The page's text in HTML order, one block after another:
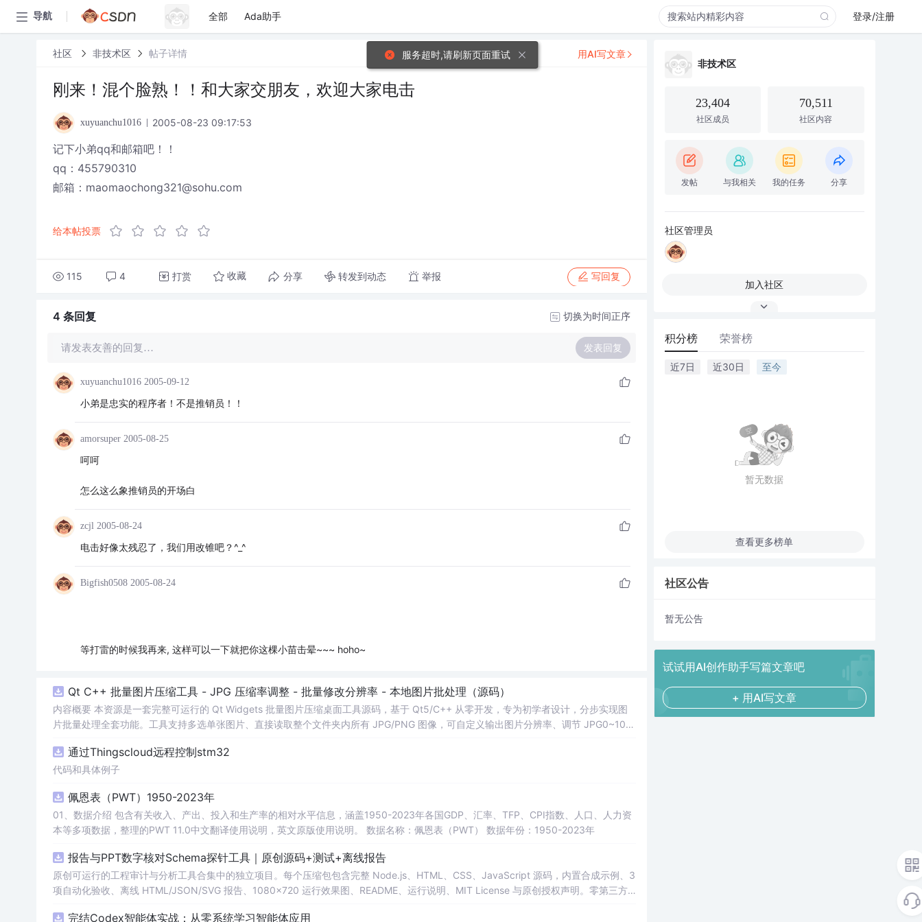
导航 全部 Ada助手 登录/注册
社区 非技术区 帖子详情
刚来！混个脸熟！！和大家交朋友，欢迎大家电击
xuyuanchu1016 2005-08-23 09:17:53
记下小弟qq和邮箱吧！！
qq：455790310
邮箱：maomaochong321@sohu.com
给本帖投票
115 4 打赏 收藏 分享 转发到动态 举报 写回复
用AI写文章
4 条回复 切换为时间正序
请发表友善的回复… 发表回复
xuyuanchu1016 2005-09-12
小弟是忠实的程序者！不是推销员！！
amorsuper 2005-08-25
呵呵
怎么这么象推销员的开场白
zcjl 2005-08-24
电击好像太残忍了，我们用改锥吧？^_^
Bigfish0508 2005-08-24
等打雷的时候我再来, 这样可以一下就把你这棵小苗击晕~~~ hoho~
Qt C++ 批量图片压缩工具 - JPG 压缩率调整 - 批量修改分辨率 - 本地图片批处理（源码）
内容概要 本资源是一套完整可运行的 Qt Widgets 批量图片压缩桌面工具源码，基于 Qt5/C++ 从零开发，专为初学者设计，分步实现图
片批量处理全套功能。工具支持多选单张图片、直接读取整个文件夹内所有 JPG/PNG 图像，可自定义输出图片分辨率、调节 JPG0~100
示压缩效果。 适用人群 Qt/C++ 零基础初学者，学习 QImage 图像绘图、文件目录遍历、UI 交互开发； 需要本地批量处理图片的办公、
设计、自媒体从业者； 想要学习图片缩放、JPG 压缩、本地文件 IO、进度条交互的开发学习者。 使用场景 自媒体批量压缩配图，降低图
QImage 缩放保存、QSlider 参数联动、批量循环界面防卡顿、文件大小格式化转换全套 Qt 图像开发实战案例。 工具核心功能清单 双模
式导入图片：手动多选单张图片 / 一键读取整个文件夹全部图片； 自定义输出宽高分辨率，支持锁定原始宽高比，避免图片拉伸变形； 滑
块调节 JPG 压缩质量 0~100，平衡图片清晰度与文件占用大小； 自定义输出保存目录，批量生成压缩后的图片文件； 实时进度条展示处
数、成功数量、单张大小对比、整体压缩节省空间比例； 完整模块化代码，功能拆分清晰，每段代码附带详细注释，新手可分步拆解学
习。 其他说明 开发环境：Qt Creator + Qt5.15 MSVC，Windows 平台可直接编译运行； 源码结构清晰，功能
通过Thingscloud远程控制stm32
代码和具体例子
佩恩表（PWT）1950-2023年
01、数据介绍 包含有关收入、产出、投入和生产率的相对水平信息，涵盖1950-2023年各国GDP、汇率、TFP、CPI指数、人口、人力资
本等多项数据，整理的PWT 11.0中文翻译使用说明，英文原版使用说明。 数据名称：佩恩表（PWT） 数据年份：1950-2023年
报告与PPT数字核对Schema探针工具｜原创源码+测试+离线报告
原创可运行的工程审计与分析工具合集中的独立项目。每个压缩包包含完整 Node.js、HTML、CSS、JavaScript 源码，内置合成示例、3
项自动化验收、离线 HTML/JSON/SVG 报告、1080×720 运行效果图、README、运行说明、MIT License 与原创授权声明。零第三方
完结Codex智能体实战：从零系统学习智能体应用
非技术区
23,404
社区成员
70,511
社区内容
发帖 与我相关 我的任务 分享
社区管理员
加入社区
积分榜 荣誉榜
近7日 近30日 至今
暂无数据
查看更多榜单
社区公告
暂无公告
试试用AI创作助手写篇文章吧
+ 用AI写文章
服务超时,请刷新页面重试